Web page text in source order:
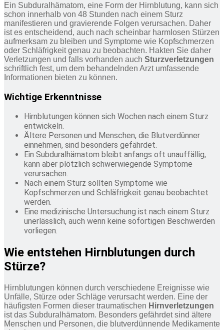
Ein Subduralhämatom, eine Form der Hirnblutung, kann sich
schon innerhalb von 48 Stunden nach einem Sturz
manifestieren und gravierende Folgen verursachen. Daher
ist es entscheidend, auch nach scheinbar harmlosen Stürzen
aufmerksam zu bleiben und Symptome wie Kopfschmerzen
oder Schläfrigkeit genau zu beobachten. Hakten Sie daher
Verletzungen und falls vorhanden auch Sturzverletzungen
schriftlich fest, um dem behandelnden Arzt umfassende
Informationen bieten zu können.
Wichtige Erkenntnisse
Hirnblutungen können sich Wochen nach einem Sturz
entwickeln.
Ältere Personen und Menschen, die Blutverdünner
einnehmen, sind besonders gefährdet.
Ein Subduralhämatom bleibt anfangs oft unauffällig,
kann aber plötzlich schwerwiegende Symptome
verursachen.
Nach einem Sturz sollten Symptome wie
Kopfschmerzen und Schläfrigkeit genau beobachtet
werden.
Eine medizinische Untersuchung ist nach einem Sturz
unerlässlich, auch wenn keine sofortigen Beschwerden
vorliegen.
Wie entstehen Hirnblutungen durch
Stürze?
Hirnblutungen können durch verschiedene Ereignisse wie
Unfälle, Stürze oder Schläge verursacht werden. Eine der
häufigsten Formen dieser traumatischen Hirnverletzungen
ist das Subduralhämatom. Besonders gefährdet sind ältere
Menschen und Personen, die blutverdünnende Medikamente